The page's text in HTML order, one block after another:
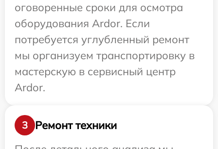
оговоренные сроки для осмотра
оборудования Ardor. Если
потребуется углубленный ремонт
мы организуем транспортировку в
мастерскую в сервисный центр
Ardor.
3
Ремонт техники